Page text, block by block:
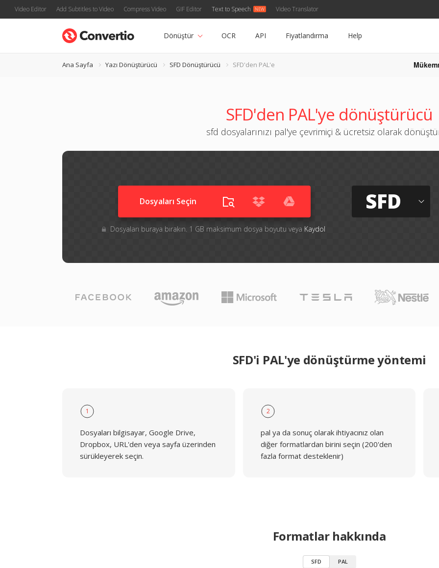
Video Editor Add Subtitles to Video Compress Video GIF Editor Text to Speech Video Translator
Dönüştür OCR API Fiyatlandırma Help
Ana Sayfa Yazı Dönüştürücü SFD Dönüştürücü SFD'den PAL'e
SFD'den PAL'ye dönüştürücü
sfd dosyalarınızı pal'ye çevrimiçi & ücretsiz olarak
Dosyaları Seçin
Dosyaları buraya bırakın. 1 GB maksimum dosya boyutu veya Kaydol
SFD
SFD'i PAL'ye dönüştürme yöntemi
1
Dosyaları bilgisayar, Google Drive,
Dropbox, URL'den veya sayfa üzerinden
sürükleyerek seçin.
2
pal ya da sonuç olarak ihtiyacınız olan
diğer formatlardan birini seçin (200'den
fazla format desteklenir)
Formatlar hakkında
SFD PAL